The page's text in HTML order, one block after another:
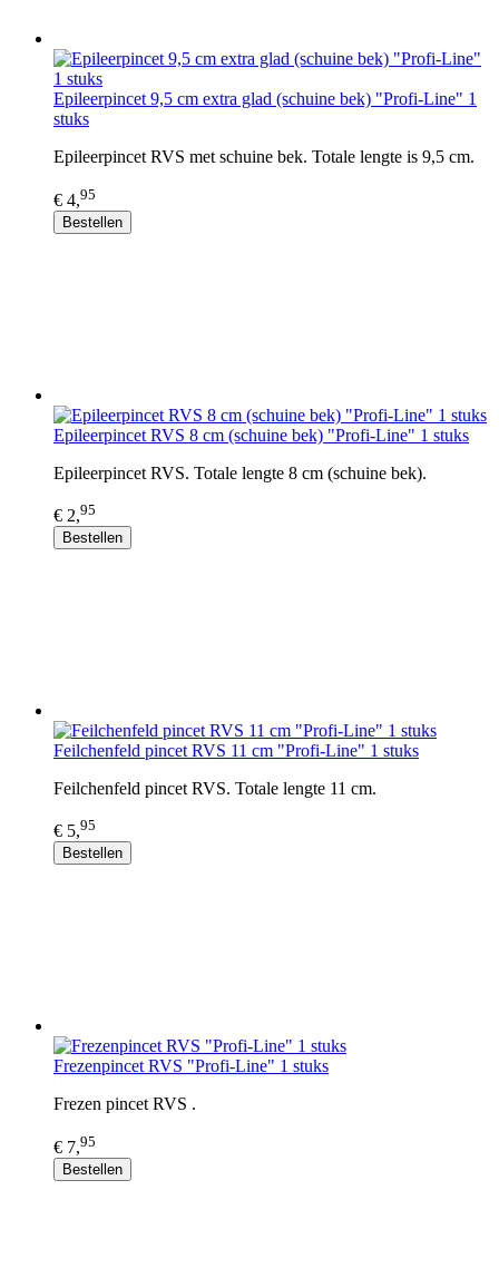
Epileerpincet 9,5 cm extra glad (schuine bek) "Profi-Line" 1
stuks
Epileerpincet RVS met schuine bek. Totale lengte is 9,5 cm.
€ 4,95
Bestellen
Epileerpincet RVS 8 cm (schuine bek) "Profi-Line" 1 stuks
Epileerpincet RVS. Totale lengte 8 cm (schuine bek).
€ 2,95
Bestellen
Feilchenfeld pincet RVS 11 cm "Profi-Line" 1 stuks
Feilchenfeld pincet RVS. Totale lengte 11 cm.
€ 5,95
Bestellen
Frezenpincet RVS "Profi-Line" 1 stuks
Frezen pincet RVS .
€ 7,95
Bestellen